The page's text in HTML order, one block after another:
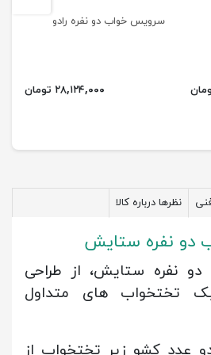
سرویس خواب دو نفره رادو
۲۸,۱۲۴,۰۰۰ تومان
نظرها درباره کالا
دو نفره ستایش
دو نفره ستایش، از طراحی
تختخواب های متداول
عدد کشو زیر تختخواب از